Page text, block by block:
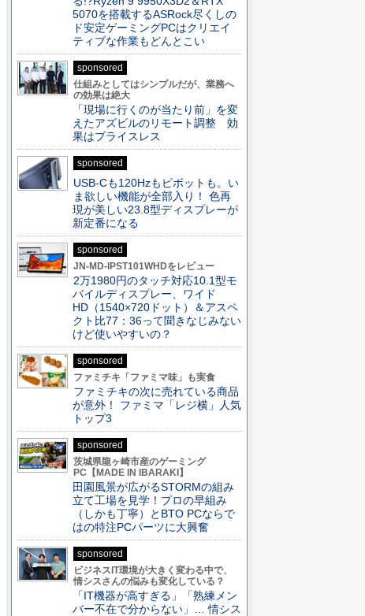
5070を搭載するASRock尽くしの
ド安定ゲーミングPCはクリエイ
ティブな作業もどんとこい
sponsored
仕組みとしてはシンプルだが、業務へ
の効果は絶大
「現場に行くのが当たり前」を変
えたアズビルのリモート調整 効
果はプライスレス
sponsored
USB-Cも120Hzもピボットも。い
ま欲しい機能が全部入り！ 色再
現が美しい23.8型ディスプレーが
新定番になる
sponsored
JN-MD-IPST101WHDをレビュー
2万1980円のタッチ対応10.1型モ
バイルディスプレー、ワイド
HD（1540×720ドット）＆アスペ
クト比77：36って聞きなじみない
けど使いやすいの？
sponsored
ファミチキ「ファミマ味」も実食
ファミチキの次に売れている商品
が意外！ ファミマ「レジ横」人気
トップ3
sponsored
茨城県龍ヶ崎市産のゲーミング
PC【MADE IN IBARAKI】
田園風景が広がるSTORMの組み
立て工場を見学！プロの早組み
（しかも丁寧）とBTO PCならで
はの特注PCパーツに大興奮
sponsored
ビジネスIT環境が大きく変わる中で、
情シスさんの悩みも変化している？
「IT機器が高すぎる」「熟練メン
バー不在で分からない」… 情シス